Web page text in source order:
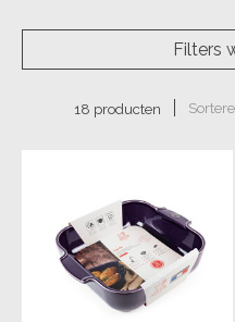
Filters
18 producten